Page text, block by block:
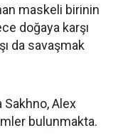
maskeli birinin
doğaya karşı
da savaşmak
Alex
bulunmakta.